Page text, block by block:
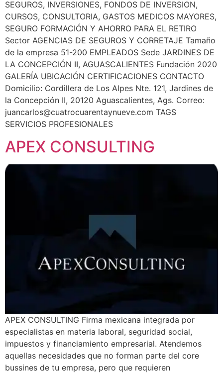
SEGUROS, INVERSIONES, FONDOS DE INVERSION,
CURSOS, CONSULTORIA, GASTOS MEDICOS MAYORES,
SEGURO FORMACIÓN Y AHORRO PARA EL RETIRO
Sector AGENCIAS DE SEGUROS Y CORRETAJE Tamaño
de la empresa 51-200 EMPLEADOS Sede JARDINES DE
LA CONCEPCIÓN II, AGUASCALIENTES Fundación 2020
GALERÍA UBICACIÓN CERTIFICACIONES CONTACTO
Domicilio: Cordillera de Los Alpes Nte. 121, Jardines de
la Concepción II, 20120 Aguascalientes, Ags. Correo:
juancarlos@cuatrocuarentaynueve.com TAGS
SERVICIOS PROFESIONALES
APEX CONSULTING
APEX CONSULTING Firma mexicana integrada por
especialistas en materia laboral, seguridad social,
impuestos y financiamiento empresarial. Atendemos
aquellas necesidades que no forman parte del core
bussines de tu empresa, pero que requieren